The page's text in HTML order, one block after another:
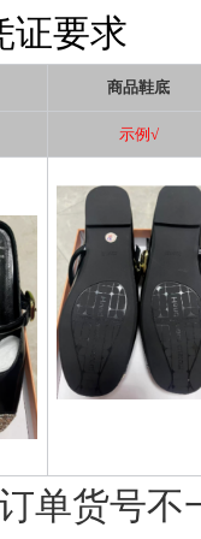
证要求
商品鞋底
示例 √
单货号